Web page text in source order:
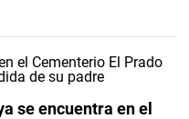
se encuentra en el